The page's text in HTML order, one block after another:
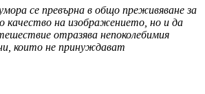
се превърна в общо преживяване за
качество на изображението, но и да
отразява непоколебимия
които не принуждават